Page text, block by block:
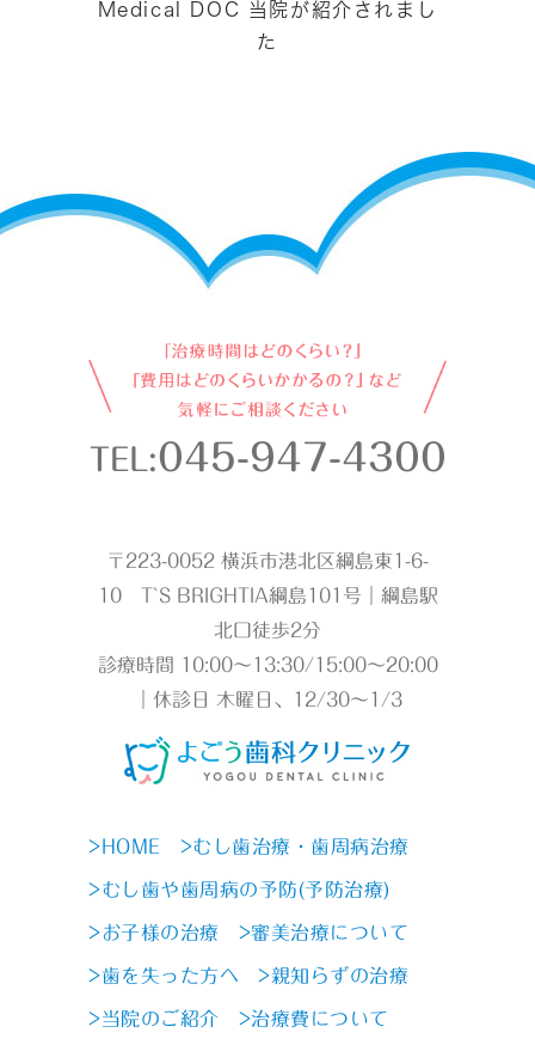
TEL:045-947-4300
〒223-0052 横浜市港北区綱島東1-6-
10 T`S BRIGHTIA綱島101号｜綱島駅
北口徒歩2分
診療時間 10:00～13:30/15:00～20:00
｜休診日 木曜日、12/30～1/3
>HOME >むし歯治療・歯周病治療
>むし歯や歯周病の予防(予防治療)
>お子様の治療 >審美治療について
>歯を失った方へ >親知らずの治療
>当院のご紹介 >治療費について